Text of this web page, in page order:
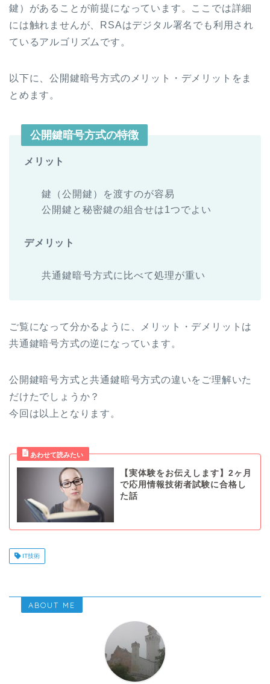
鍵）があることが前提になっています。ここでは詳細
には触れませんが、RSAはデジタル署名でも利用され
ているアルゴリズムです。
以下に、公開鍵暗号方式のメリット・デメリットをま
とめます。
公開鍵暗号方式の特徴
メリット
鍵（公開鍵）を渡すのが容易
公開鍵と秘密鍵の組合せは1つでよい
デメリット
共通鍵暗号方式に比べて処理が重い
ご覧になって分かるように、メリット・デメリットは
共通鍵暗号方式の逆になっています。
公開鍵暗号方式と共通鍵暗号方式の違いをご理解いた
だけたでしょうか？
今回は以上となります。
【実体験をお伝えします】2ヶ月
で応用情報技術者試験に合格し
た話
IT技術
ABOUT ME